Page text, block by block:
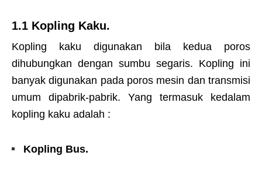
1.1 Kopling Kaku.
Kopling kaku digunakan bila kedua poros
dihubungkan dengan sumbu segaris. Kopling ini
banyak digunakan pada poros mesin dan transmisi
umum dipabrik-pabrik. Yang termasuk kedalam
kopling kaku adalah :
Kopling Bus.